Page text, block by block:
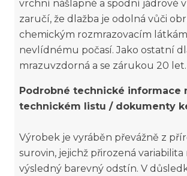
vrchní nášlapné a spodní jádrové
zaručí, že dlažba je odolná vůči
chemickým rozmrazovacím
nevlídnému počasí. Jako ostatní
mrazuvzdorná a se zárukou 20 let.
Podrobné technické informace
technickém listu / dokumenty
Výrobek je vyráběn převážně z
surovin, jejichž přirozená
výsledný barevný odstín. V